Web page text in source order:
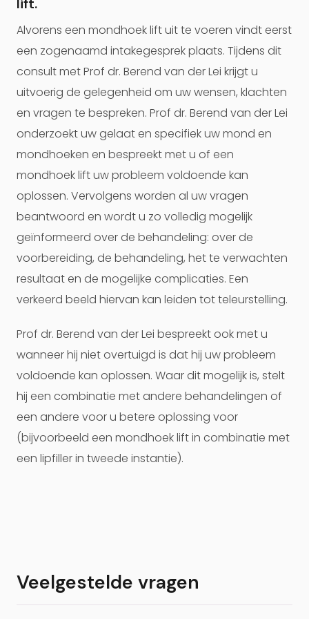
Alvorens een mondhoek lift uit te voeren vindt eerst
een zogenaamd intakegesprek plaats. Tijdens dit
consult met Prof dr. Berend van der Lei krijgt u
uitvoerig de gelegenheid om uw wensen, klachten
en vragen te bespreken. Prof dr. Berend van der Lei
onderzoekt uw gelaat en specifiek uw mond en
mondhoeken en bespreekt met u of een
mondhoek lift uw probleem voldoende kan
oplossen. Vervolgens worden al uw vragen
beantwoord en wordt u zo volledig mogelijk
geïnformeerd over de behandeling: over de
voorbereiding, de behandeling, het te verwachten
resultaat en de mogelijke complicaties. Een
verkeerd beeld hiervan kan leiden tot teleurstelling.
Prof dr. Berend van der Lei bespreekt ook met u
wanneer hij niet overtuigd is dat hij uw probleem
voldoende kan oplossen. Waar dit mogelijk is, stelt
hij een combinatie met andere behandelingen of
een andere voor u betere oplossing voor
(bijvoorbeeld een mondhoek lift in combinatie met
een lipfiller in tweede instantie).
Veelgestelde vragen